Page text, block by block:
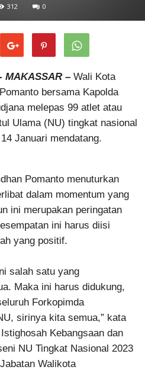
312 0
MAKASSAR – Wali Kota
bersama Kapolda
melepas 99 atlet atau
Ulama (NU) tingkat nasional
Januari mendatang.
Pomanto menuturkan
dalam momentum yang
ini merupakan peringatan
ini harus diisi
yang positif.
salah satu yang
Maka ini harus didukung,
Forkopimda
sirinya kita semua,” kata
Kebangsaan dan
NU Tingkat Nasional 2023
Walikota